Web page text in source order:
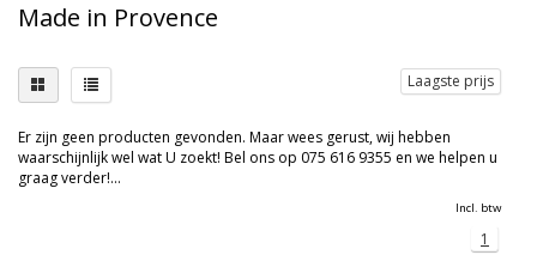
Made in Provence
Laagste prijs
Er zijn geen producten gevonden. Maar wees gerust, wij hebben
waarschijnlijk wel wat U zoekt! Bel ons op 075 616 9355 en we helpen u
graag verder!...
Incl. btw
1